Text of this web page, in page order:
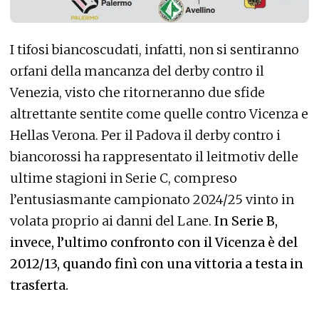
I tifosi biancoscudati, infatti, non si sentiranno
orfani della mancanza del derby contro il
Venezia, visto che ritorneranno due sfide
altrettante sentite come quelle contro Vicenza e
Hellas Verona. Per il Padova il derby contro i
biancorossi ha rappresentato il leitmotiv delle
ultime stagioni in Serie C, compreso
l’entusiasmante campionato 2024/25 vinto in
volata proprio ai danni del Lane. In Serie B,
invece, l’ultimo confronto con il Vicenza è del
2012/13, quando finì con una vittoria a testa in
trasferta.